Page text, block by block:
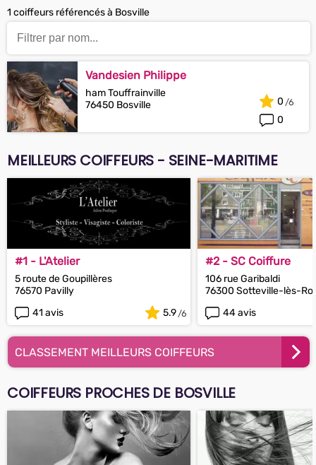
1 coiffeurs référencés à Bosville
Vandesien Philippe
ham Touffrainville
76450 Bosville
0
0
MEILLEURS COIFFEURS - SEINE-MARITIME
#1 - L'Atelier
5 route de Goupillères
76570 Pavilly
41 avis
5.9
#2 - SC Coiffure
106 rue Garibaldi
76300 Sotteville-lès-
44 avis
CLASSEMENT MEILLEURS COIFFEURS
COIFFEURS PROCHES DE BOSVILLE